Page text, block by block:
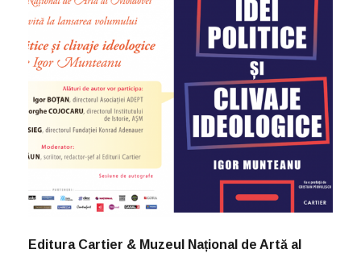
Editura Cartier & Muzeul Național de Artă al